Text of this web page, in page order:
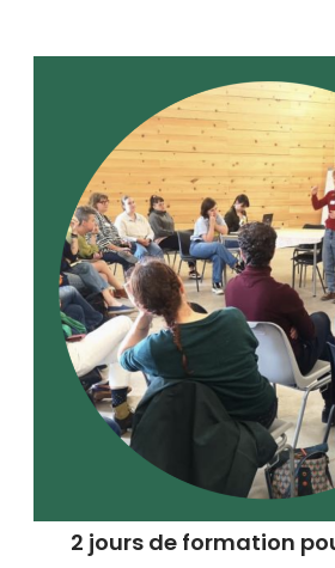
2 jours de formation